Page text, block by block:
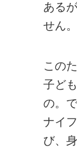
ある
せん。
この
子ど
の。
ナイ
び、